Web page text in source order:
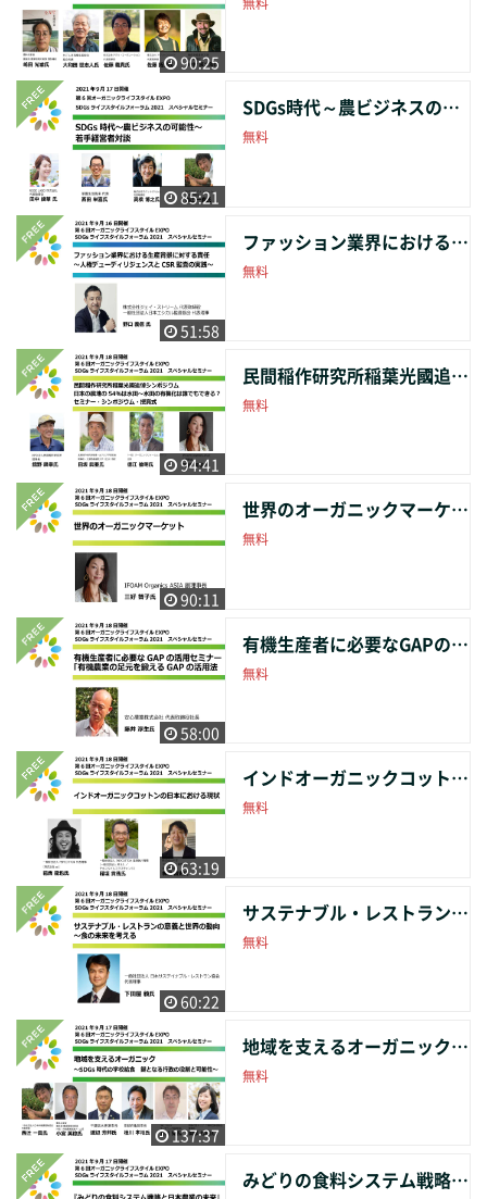
90:25
85:21
SDGs時代～農ビジネスの可能性～若手経営者対談
無料
51:58
ファッション業界における生産背景に対する責任～人権デューディリジェンスとCSR監査の実践～
無料
94:41
民間稲作研究所稲葉光國追悼シンポジウム 日本の農地の54％は水田～水田の有機化は誰でもできる？
無料
90:11
世界のオーガニックマーケット
無料
58:00
有機生産者に必要なGAPの活用セミナー 「有機農業の足元を鍛えるGAPの活用法」
無料
63:19
インドオーガニックコットンの日本における現状
無料
60:22
サステナブル・レストランの意義と世界の動向 ～食の未来を考える
無料
137:37
地域を支えるオーガニック 〜SDGs時代の学校給食 鍵となる行政の役割と可能性〜
無料
みどりの食料システム戦略と日本農業の未来